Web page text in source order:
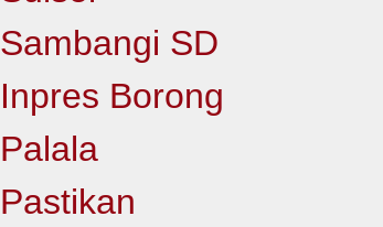
Sambangi SD
Inpres Borong
Palala
Pastikan